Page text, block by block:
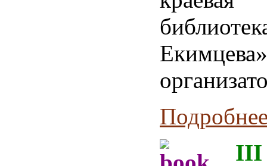
III